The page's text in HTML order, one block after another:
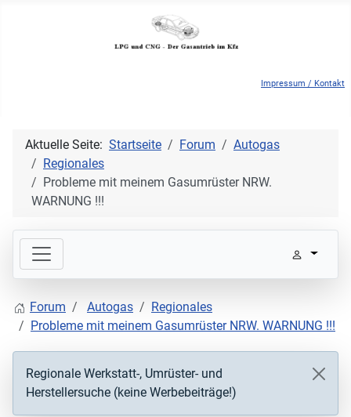
Impressum / Kontakt
Aktuelle Seite: Startseite Forum
Autogas
Regionales
Probleme mit meinem Gasumrüster NRW.
WARNUNG !!!
Forum Autogas
Regionales
Probleme mit meinem Gasumrüster NRW. WARNUNG !!!
Regionale Werkstatt-, Umrüster- und
Herstellersuche (keine Werbebeiträge!)